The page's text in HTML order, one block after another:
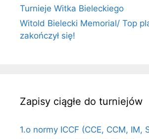
Turnieje Witka Bieleckiego
Witold Bielecki Memorial/ Top
zakończył się!
Zapisy ciągłe do turniejów
1.o normy ICCF (CCE, CCM, IM,